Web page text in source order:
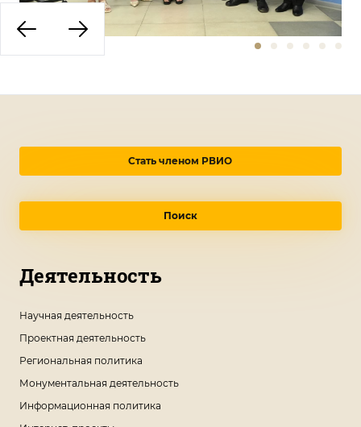
Стать членом РВИО
Поиск
Деятельность
Научная деятельность
Проектная деятельность
Региональная политика
Монументальная деятельность
Информационная политика